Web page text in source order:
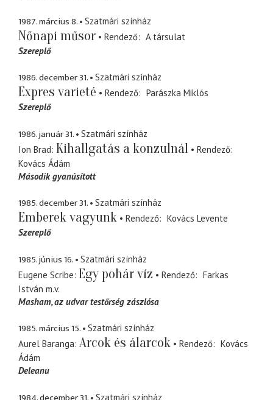
1987. március 8. Szatmári színház
Nőnapi műsor Rendező
A társulat
Szereplő
1986. december 31. Szatmári színház
Expres varieté Rendező
Parászka Miklós
Szereplő
1986. január 31.
Szatmári színház
Ion Brad Kihallgatás a konzulnál
Rendező
Kovács Ádám
Második gyanúsított
1985. december 31. Szatmári színház
Emberek vagyunk Rendező
Kovács Levente
Szereplő
1985. június 16.
Szatmári színház
Eugene Scribe Egy pohár víz Rendező
Farkas
István m.v.
Masham az udvar testőrség zászlósa
1985. március 15.
Szatmári színház
Aurel Baranga Arcok és álarcok Rendező
Kovács
Ádám
Deleanu
Szatmári színház